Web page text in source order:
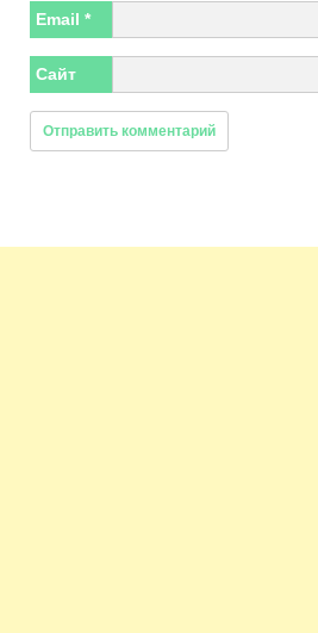
Email *
Сайт